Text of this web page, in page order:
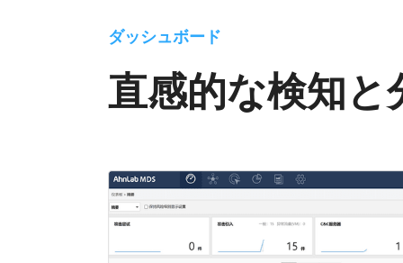
ダッシュボード
直感的な検知と